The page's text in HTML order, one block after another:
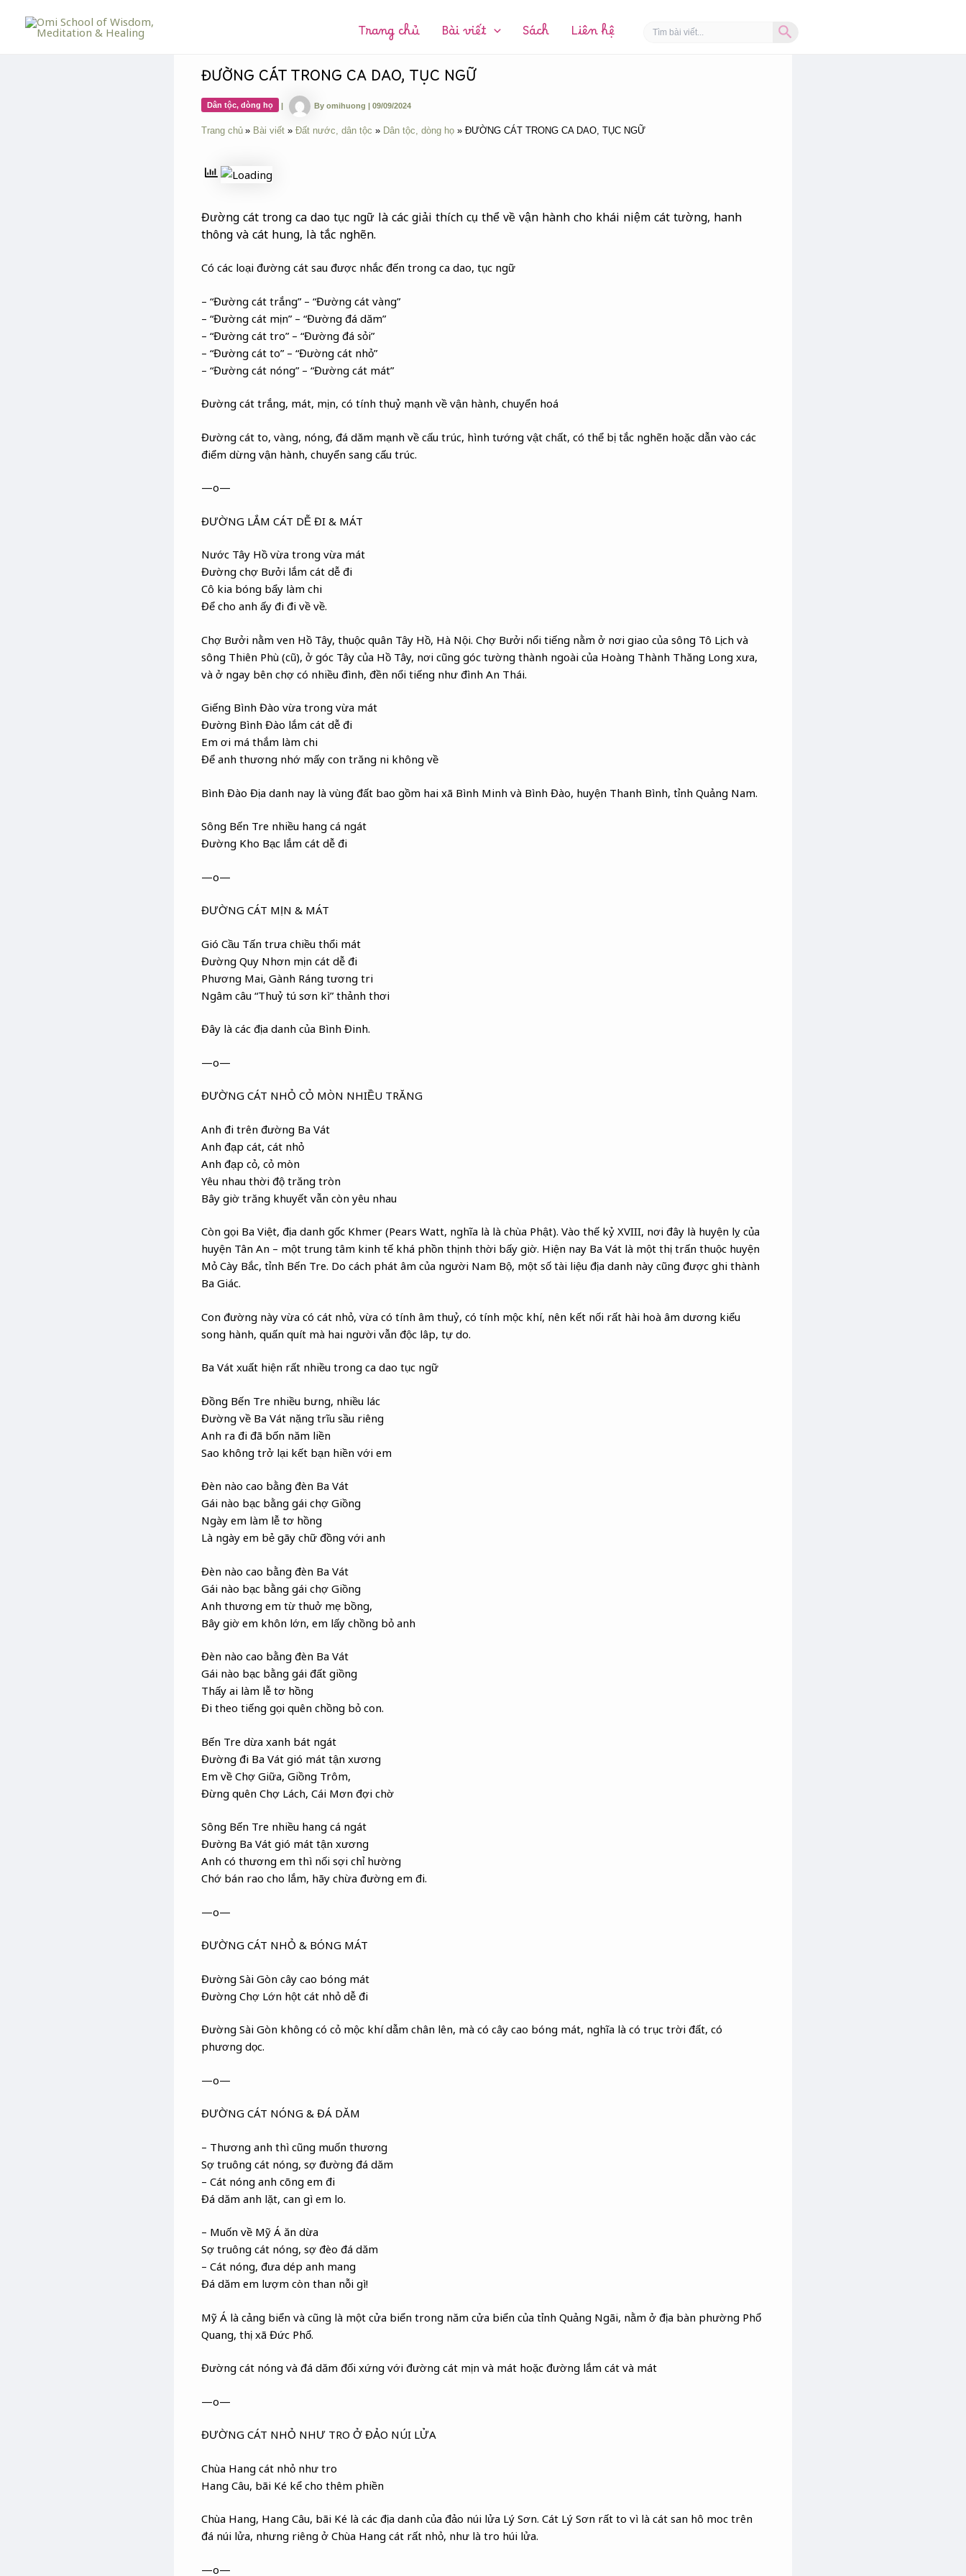
Trang chủ Bài viết Sách Liên hệ Search
for:
ĐƯỜNG CÁT TRONG CA DAO, TỤC NGỮ
Dân tộc, dòng họ | By omihuong | 09/09/2024
Trang chủ Bài viết Đất nước, dân tộc Dân tộc, dòng họ ĐƯỜNG CÁT TRONG CA DAO, TỤC NGỮ
Đường cát trong ca dao tục ngữ là các giải thích cụ thể về vận hành cho khái niệm cát tường, hanh
thông và cát hung, là tắc nghẽn.
Có các loại đường cát sau được nhắc đến trong ca dao, tục ngữ
– “Đường cát trắng” – “Đường cát vàng”
– “Đường cát mịn” – “Đường đá dăm”
– “Đường cát tro” – “Đường đá sỏi”
– “Đường cát to” – “Đường cát nhỏ”
– “Đường cát nóng” – “Đường cát mát”
Đường cát trắng, mát, mịn, có tính thuỷ mạnh về vận hành, chuyển hoá
Đường cát to, vàng, nóng, đá dăm mạnh về cấu trúc, hình tướng vật chất, có thể bị tắc nghẽn hoặc dẫn vào các
điểm dừng vận hành, chuyển sang cấu trúc.
—o—
ĐƯỜNG LẮM CÁT DỄ ĐI & MÁT
Nước Tây Hồ vừa trong vừa mát
Đường chợ Bưởi lắm cát dễ đi
Cô kia bóng bẩy làm chi
Để cho anh ấy đi đi về về.
Chợ Bưởi nằm ven Hồ Tây, thuộc quân Tây Hồ, Hà Nội. Chợ Bưởi nổi tiếng nằm ở nơi giao của sông Tô Lịch và
sông Thiên Phù (cũ), ở góc Tây của Hồ Tây, nơi cũng góc tường thành ngoài của Hoàng Thành Thăng Long xưa,
và ở ngay bên chợ có nhiều đình, đền nổi tiếng như đình An Thái.
Giếng Bình Đào vừa trong vừa mát
Đường Bình Đào lắm cát dễ đi
Em ơi má thắm làm chi
Để anh thương nhớ mấy con trăng ni không về
Bình Đào Địa danh nay là vùng đất bao gồm hai xã Bình Minh và Bình Đào, huyện Thanh Bình, tỉnh Quảng Nam.
Sông Bến Tre nhiều hang cá ngát
Đường Kho Bạc lắm cát dễ đi
—o—
ĐƯỜNG CÁT MỊN & MÁT
Gió Cầu Tấn trưa chiều thổi mát
Đường Quy Nhơn mịn cát dễ đi
Phương Mai, Gành Ráng tương tri
Ngâm câu “Thuỷ tú sơn kì” thảnh thơi
Đây là các địa danh của Bình Đinh.
—o—
ĐƯỜNG CÁT NHỎ CỎ MÒN NHIỀU TRĂNG
Anh đi trên đường Ba Vát
Anh đạp cát, cát nhỏ
Anh đạp cỏ, cỏ mòn
Yêu nhau thời độ trăng tròn
Bây giờ trăng khuyết vẫn còn yêu nhau
Còn gọi Ba Việt, địa danh gốc Khmer (Pears Watt, nghĩa là là chùa Phật). Vào thế kỷ XVIII, nơi đây là huyện lỵ của
huyện Tân An – một trung tâm kinh tế khá phồn thịnh thời bấy giờ. Hiện nay Ba Vát là một thị trấn thuộc huyện
Mỏ Cày Bắc, tỉnh Bến Tre. Do cách phát âm của người Nam Bộ, một số tài liệu địa danh này cũng được ghi thành
Ba Giác.
Con đường này vừa có cát nhỏ, vừa có tính âm thuỷ, có tính mộc khí, nên kết nối rất hài hoà âm dương kiểu
song hành, quấn quít mà hai người vẫn độc lâp, tự do.
Ba Vát xuất hiện rất nhiều trong ca dao tục ngữ
Đồng Bến Tre nhiều bưng, nhiều lác
Đường về Ba Vát nặng trĩu sầu riêng
Anh ra đi đã bốn năm liền
Sao không trở lại kết bạn hiền với em
Đèn nào cao bằng đèn Ba Vát
Gái nào bạc bằng gái chợ Giồng
Ngày em làm lễ tơ hồng
Là ngày em bẻ gãy chữ đồng với anh
Đèn nào cao bằng đèn Ba Vát
Gái nào bạc bằng gái chợ Giồng
Anh thương em từ thuở mẹ bồng,
Bây giờ em khôn lớn, em lấy chồng bỏ anh
Đèn nào cao bằng đèn Ba Vát
Gái nào bạc bằng gái đất giồng
Thấy ai làm lễ tơ hồng
Đi theo tiếng gọi quên chồng bỏ con.
Bến Tre dừa xanh bát ngát
Đường đi Ba Vát gió mát tận xương
Em về Chợ Giữa, Giồng Trôm,
Đừng quên Chợ Lách, Cái Mơn đợi chờ
Sông Bến Tre nhiều hang cá ngát
Đường Ba Vát gió mát tận xương
Anh có thương em thì nối sợi chỉ hường
Chớ bán rao cho lắm, hãy chừa đường em đi.
—o—
ĐƯỜNG CÁT NHỎ & BÓNG MÁT
Đường Sài Gòn cây cao bóng mát
Đường Chợ Lớn hột cát nhỏ dễ đi
Đường Sài Gòn không có cỏ mộc khí dẫm chân lên, mà có cây cao bóng mát, nghĩa là có trục trời đất, có
phương dọc.
—o—
ĐƯỜNG CÁT NÓNG & ĐÁ DĂM
– Thương anh thì cũng muốn thương
Sợ truông cát nóng, sợ đường đá dăm
– Cát nóng anh cõng em đi
Đá dăm anh lặt, can gì em lo.
– Muốn về Mỹ Á ăn dừa
Sợ truông cát nóng, sợ đèo đá dăm
– Cát nóng, đưa dép anh mang
Đá dăm em lượm còn than nỗi gì!
Mỹ Á là cảng biển và cũng là một cửa biển trong năm cửa biển của tỉnh Quảng Ngãi, nằm ở địa bàn phường Phổ
Quang, thị xã Đức Phổ.
Đường cát nóng và đá dăm đối xứng với đường cát mịn và mát hoặc đường lắm cát và mát
—o—
ĐƯỜNG CÁT NHỎ NHƯ TRO Ở ĐẢO NÚI LỬA
Chùa Hang cát nhỏ như tro
Hang Câu, bãi Ké kể cho thêm phiền
Chùa Hang, Hang Câu, bãi Ké là các địa danh của đảo núi lửa Lý Sơn. Cát Lý Sơn rất to vì là cát san hô moc trên
đá núi lửa, nhưng riêng ở Chùa Hang cát rất nhỏ, như là tro húi lửa.
—o—